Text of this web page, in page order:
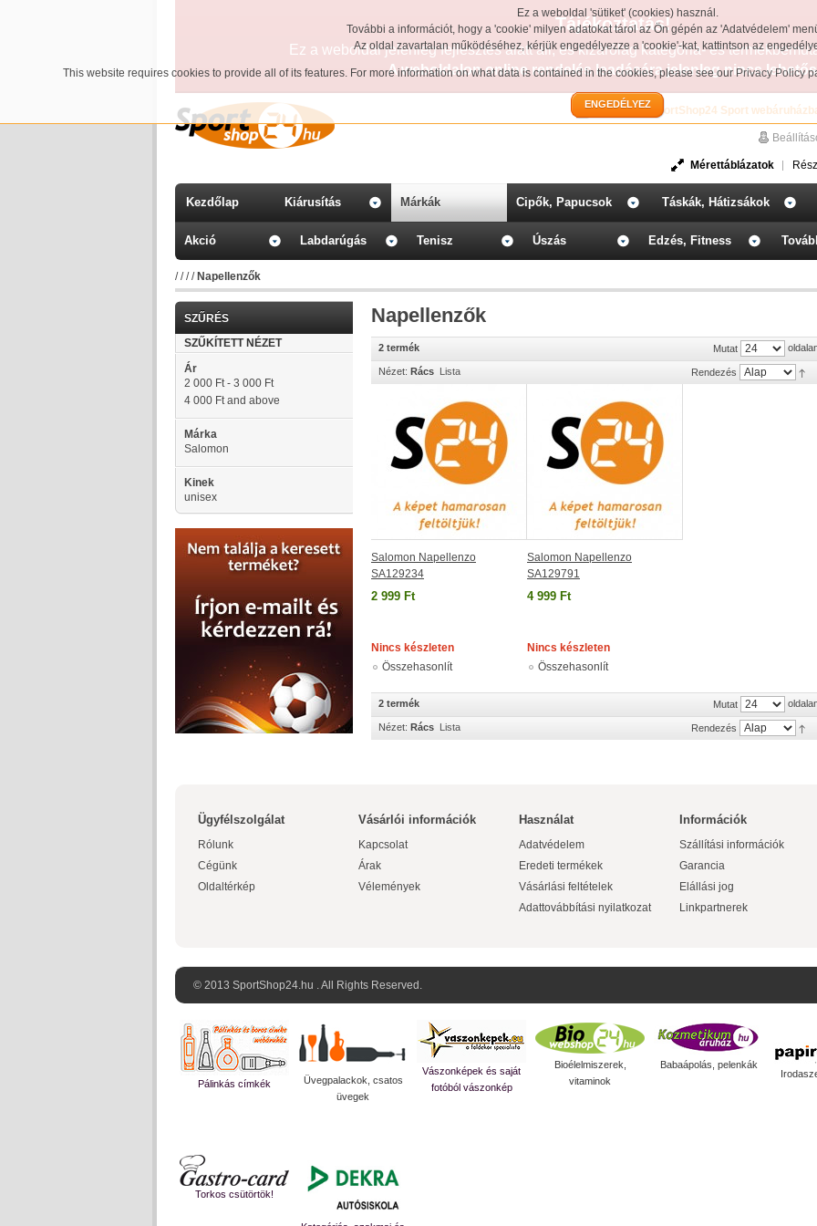
Ez a weboldal 'sütiket' (cookies) használ.
További a információt, hogy a 'cookie' milyen adatokat tárol az Ön gépén az 'Adatvédelem'
Az oldal zavartalan működéséhez, kérjük engedélyezze a 'cookie'-kat, kattintson az
This website requires cookies to provide all of its features. For more information on what data is contained in the cookies, please see ourPrivacy Policy
ENGEDÉLYEZ
Tájékoztatás!
Ez a weboldal jelenleg fejlesztés alatt áll, és kizárólag kategória- és
A weboldalon online rendelés leadására jelenleg nincs
Üdvözöljük a SportShop24 Sport
Mérettáblázatok
Kezdőlap Kiárusítás Márkák Cipők, Papucsok Táskák, Hátizsákok
Akció Labdarúgás Tenisz Úszás Edzés, Fitness
//// Napellenzők
SZŰRÉS
SZŰKÍTETT NÉZET
Ár
2 000 Ft- 3 000 Ft
4 000 Ftand above
Márka
Salomon
Kinek
unisex
Napellenzők
2 termék Mutat
Nézet: Rács Lista Rendezés
Salomon Napellenzo
SA129234
2 999 Ft
Nincs készleten
Összehasonlít
Salomon Napellenzo
SA129791
4 999 Ft
Nincs készleten
Összehasonlít
2 termék Mutat
Nézet: Rács Lista Rendezés
Ügyfélszolgálat
Rólunk
Cégünk
Oldaltérkép
Vásárlói információk
Kapcsolat
Árak
Vélemények
Használat
Adatvédelem
Eredeti termékek
Vásárlási feltételek
Adattovábbítási nyilatkozat
Információk
Szállítási információk
Garancia
Elállási jog
Linkpartnerek
© 2013 SportShop24.hu . All Rights Reserved.
Pálinkás címkék
Üvegpalackok, csatos
üvegek
Vászonképek és saját
fotóból vászonkép
Bioélelmiszerek,
vitaminok
Babaápolás, pelenkák
Torkos csütörtök!